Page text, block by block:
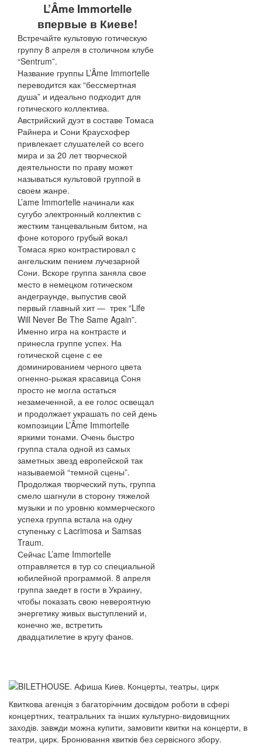
L’Âme Immortelle
впервые в Киеве!
Встречайте культовую готическую
группу 8 апреля в столичном клубе
“Sentrum”.
Название группы L’Âme Immortelle
переводится как “бессмертная
душа” и идеально подходит для
готического коллектива.
Австрийский дуэт в составе Томаса
Райнера и Сони Краусхофер
привлекает слушателей со всего
мира и за 20 лет творческой
деятельности по праву может
называться культовой группой в
своем жанре.
L’ame Immortelle начинали как
сугубо электронный коллектив с
жестким танцевальным битом, на
фоне которого грубый вокал
Томаса ярко контрастировал с
ангельским пением лучезарной
Сони. Вскоре группа заняла свое
место в немецком готическом
андеграунде, выпустив свой
первый главный хит — трек “Life
Will Never Be The Same Again”.
Именно игра на контрасте и
принесла группе успех. На
готической сцене с ее
доминированием черного цвета
огненно-рыжая красавица Соня
просто не могла остаться
незамеченной, а ее голос освещал
и продолжает украшать по сей день
композиции L’Âme Immortelle
яркими тонами. Очень быстро
группа стала одной из самых
заметных звезд европейской так
называемой “темной сцены”.
Продолжая творческий путь, группа
смело шагнули в сторону тяжелой
музыки и по уровню коммерческого
успеха группа встала на одну
ступеньку с Lacrimosa и Samsas
Traum.
Сейчас L’ame Immortelle
отправляется в тур со специальной
юбилейной программой. 8 апреля
группа заедет в гости в Украину,
чтобы показать свою невероятную
энергетику живых выступлений и,
конечно же, встретить
двадцатилетие в кругу фанов.
Квиткова агенція з багаторічним досвідом роботи в сфері
концертних, театральних та інших культурно-видовищних
заходів. завжди можна купити, замовити квитки на концерти, в
театри, цирк. Бронювання квитків без сервісного збору.